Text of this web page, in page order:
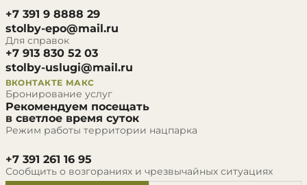
+7 391 9 8888 29
stolby-epo@mail.ru
Для справок
+7 913 830 52 03
stolby-uslugi@mail.ru
ВКОНТАКТЕ МАКС
Бронирование услуг
Рекомендуем посещать
в светлое время суток
Режим работы территории нацпарка
+7 391 261 16 95
Сообщить о возгораниях и чрезвычайных ситуациях